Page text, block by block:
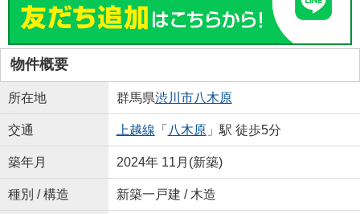
物件概要
所在地 群馬県渋川市八木原
交通 上越線 「 八木原」駅 徒歩5分
築年月 2024年 11月(新築)
種別 / 構造 新築一戸建 / 木造